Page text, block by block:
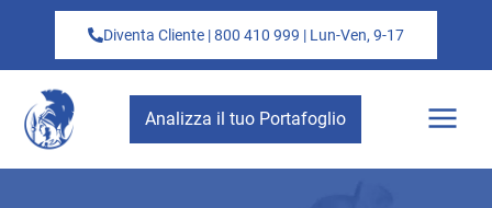
Diventa Cliente | 800 410 999 | Lun-Ven, 9-17
Analizza il tuo Portafoglio